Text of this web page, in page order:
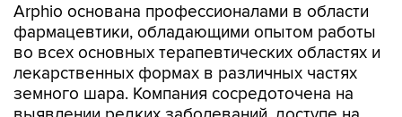
Arphio основана профессионалами в области
фармацевтики, обладающими опытом работы
во всех основных терапевтических областях и
лекарственных формах в различных частях
земного шара. Компания сосредоточена на